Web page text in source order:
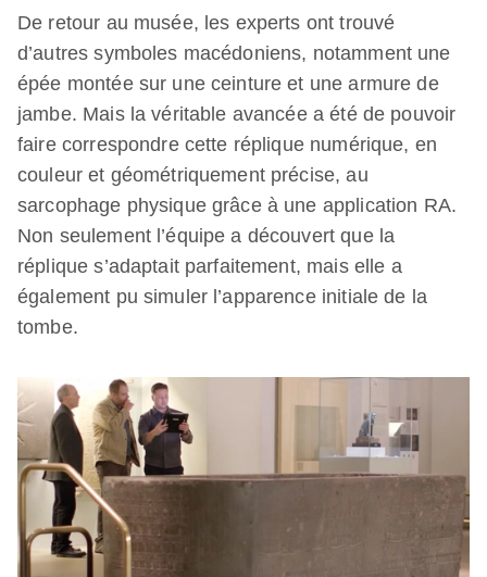
De retour au musée, les experts ont trouvé
d’autres symboles macédoniens, notamment une
épée montée sur une ceinture et une armure de
jambe. Mais la véritable avancée a été de pouvoir
faire correspondre cette réplique numérique, en
couleur et géométriquement précise, au
sarcophage physique grâce à une application RA.
Non seulement l’équipe a découvert que la
réplique s’adaptait parfaitement, mais elle a
également pu simuler l’apparence initiale de la
tombe.